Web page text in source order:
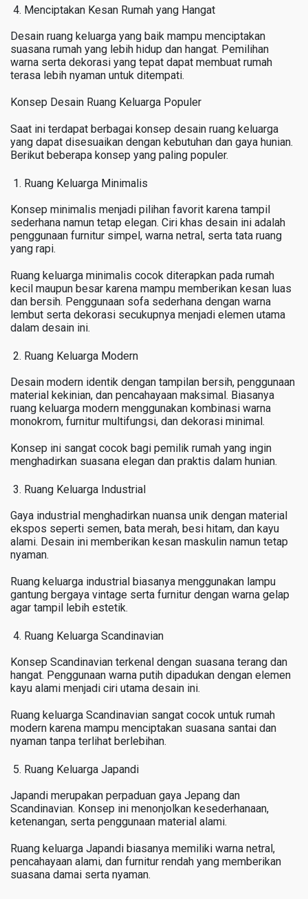
Menciptakan Kesan Rumah yang Hangat
Desain ruang keluarga yang baik mampu menciptakan
suasana rumah yang lebih hidup dan hangat. Pemilihan
warna serta dekorasi yang tepat dapat membuat rumah
terasa lebih nyaman untuk ditempati.
Konsep Desain Ruang Keluarga Populer
Saat ini terdapat berbagai konsep desain ruang keluarga
yang dapat disesuaikan dengan kebutuhan dan gaya hunian.
Berikut beberapa konsep yang paling populer.
Ruang Keluarga Minimalis
Konsep minimalis menjadi pilihan favorit karena tampil
sederhana namun tetap elegan. Ciri khas desain ini adalah
penggunaan furnitur simpel, warna netral, serta tata ruang
yang rapi.
Ruang keluarga minimalis cocok diterapkan pada rumah
kecil maupun besar karena mampu memberikan kesan luas
dan bersih. Penggunaan sofa sederhana dengan warna
lembut serta dekorasi secukupnya menjadi elemen utama
dalam desain ini.
Ruang Keluarga Modern
Desain modern identik dengan tampilan bersih, penggunaan
material kekinian, dan pencahayaan maksimal. Biasanya
ruang keluarga modern menggunakan kombinasi warna
monokrom, furnitur multifungsi, dan dekorasi minimal.
Konsep ini sangat cocok bagi pemilik rumah yang ingin
menghadirkan suasana elegan dan praktis dalam hunian.
Ruang Keluarga Industrial
Gaya industrial menghadirkan nuansa unik dengan material
ekspos seperti semen, bata merah, besi hitam, dan kayu
alami. Desain ini memberikan kesan maskulin namun tetap
nyaman.
Ruang keluarga industrial biasanya menggunakan lampu
gantung bergaya vintage serta furnitur dengan warna gelap
agar tampil lebih estetik.
Ruang Keluarga Scandinavian
Konsep Scandinavian terkenal dengan suasana terang dan
hangat. Penggunaan warna putih dipadukan dengan elemen
kayu alami menjadi ciri utama desain ini.
Ruang keluarga Scandinavian sangat cocok untuk rumah
modern karena mampu menciptakan suasana santai dan
nyaman tanpa terlihat berlebihan.
Ruang Keluarga Japandi
Japandi merupakan perpaduan gaya Jepang dan
Scandinavian. Konsep ini menonjolkan kesederhanaan,
ketenangan, serta penggunaan material alami.
Ruang keluarga Japandi biasanya memiliki warna netral,
pencahayaan alami, dan furnitur rendah yang memberikan
suasana damai serta nyaman.